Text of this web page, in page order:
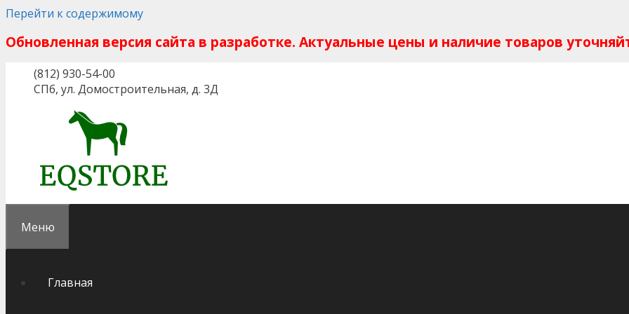
Перейти к содержимому
Обновленная версия сайта в разработке. Актуальные цены и наличие товаров
(812) 930-54-00
СПб, ул. Домостроительная, д. 3Д
Меню
Главная